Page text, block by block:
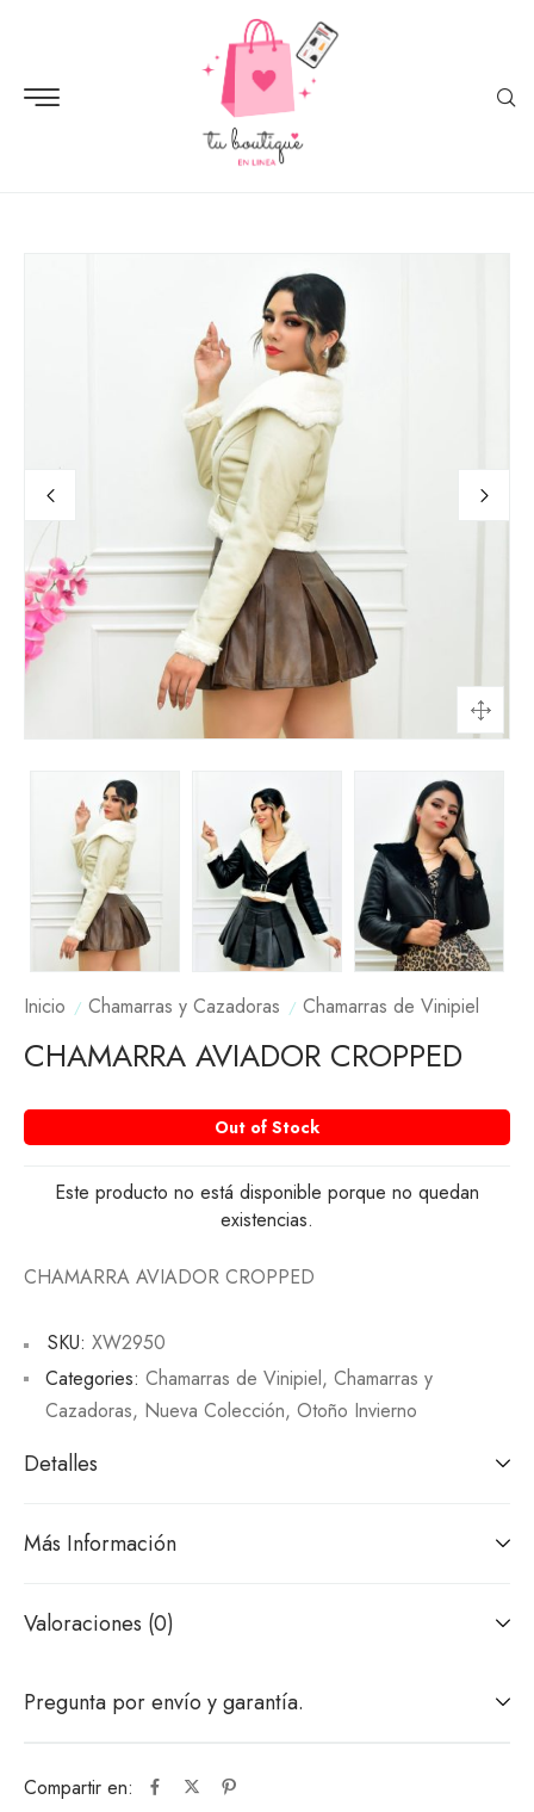
Inicio Chamarras y Cazadoras Chamarras de Vinipiel
CHAMARRA AVIADOR CROPPED
Out of Stock
Este producto no está disponible porque no quedan
existencias.
CHAMARRA AVIADOR CROPPED
Compartir en:
SKU: XW2950
Categories: Chamarras de Vinipiel, Chamarras y
Cazadoras, Nueva Colección, Otoño Invierno
Detalles
Más Información
Valoraciones (0)
Pregunta por envío y garantía.